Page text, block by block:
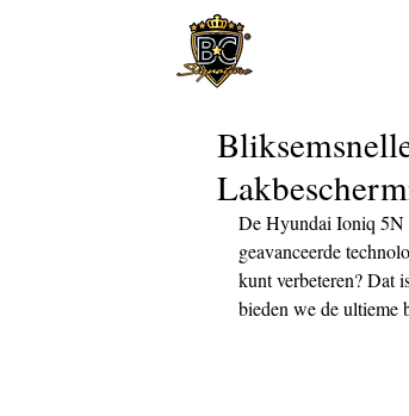
De Hyundai Ioniq 5N
geavanceerde
kunt verbeteren? Dat
bieden we de ultieme